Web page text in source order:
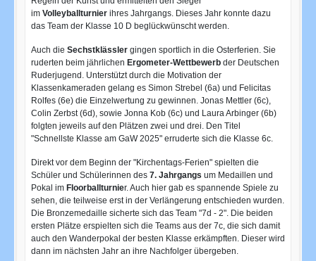
im Volleyballturnierihres Jahrgangs. Dieses Jahr konnte dazu
das Team der Klasse 10 D beglückwünscht werden.
Auch die Sechstklässler gingen sportlich in die Osterferien. Sie
ruderten beim jährlichen Ergometer-Wettbewerb der Deutschen
Ruderjugend. Unterstützt durch die Motivation der
Klassenkameraden gelang es Simon Strebel (6a) und Felicitas
Rolfes (6e) die Einzelwertung zu gewinnen. Jonas Mettler (6c),
Colin Zerbst (6d), sowie Jonna Kob (6c) und Laura Arbinger (6b)
folgten jeweils auf den Plätzen zwei und drei. Den Titel
"Schnellste Klasse am GaW 2025" erruderte sich die Klasse 6c.
Direkt vor dem Beginn der "Kirchentags-Ferien" spielten die
Schüler und Schülerinnen des7. Jahrgangs um Medaillen und
Pokal imFloorballturnier. Auch hier gab es spannende Spiele zu
sehen, die teilweise erst in der Verlängerung entschieden wurden.
Die Bronzemedaille sicherte sich das Team "7d - 2". Die beiden
ersten Plätze erspielten sich die Teams aus der 7c, die sich damit
auch den Wanderpokal der besten Klasse erkämpften. Dieser wird
dann im nächsten Jahr an ihre Nachfolger übergeben.